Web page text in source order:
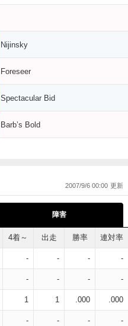
Nijinsky
Foreseer
Spectacular Bid
Barb’s Bold
2007/9/6 00:00
障害
4着～ 出走 勝率 連対率
- - - -
- - - -
1 1 .000 .000
- - - -